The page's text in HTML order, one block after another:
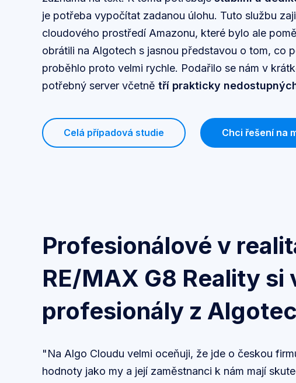
je potřeba vypočítat zadanou úlohu. Tuto službu
cloudového prostředí Amazonu, které bylo ale
obrátili na Algotech s jasnou představou o tom, co
proběhlo proto velmi rychle. Podařilo se nám v
potřebný server včetně tří prakticky
Celá případová studie Chci řešení na
Profesionálové v
RE/MAX G8 Reality si
profesionály z
"Na Algo Cloudu velmi oceňuji, že jde o českou
hodnoty jako my a její zaměstnanci k nám mají